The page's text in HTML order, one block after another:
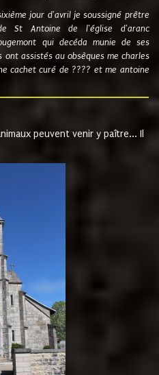
jour d'avril je soussigné prêtre
St Antoine de l'église d'aranc
qui decéda munie de ses
ont assistés au obsèques me charles
cachet curé de ???? et me antoine
peuvent venir y paître... Il